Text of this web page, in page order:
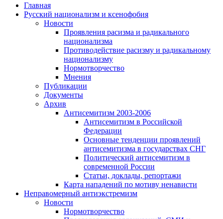
Главная
Русский национализм и ксенофобия
Новости
Проявления расизма и радикального
национализма
Противодействие расизму и радикальному
национализму
Нормотворчество
Мнения
Публикации
Документы
Архив
Антисемитизм 2003-2006
Антисемитизм в Российской
Федерации
Основные тенденции проявлений
антисемитизма в государствах СНГ
Политический антисемитизм в
современной России
Статьи, доклады, репортажи
Карта нападений по мотиву ненависти
Неправомерный антиэкстремизм
Новости
Нормотворчество